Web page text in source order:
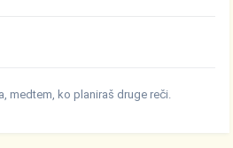
medtem, ko planiraš druge reči.